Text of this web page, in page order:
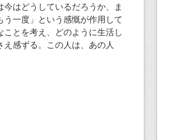
はどうしているだろうか、ま
一度」という感慨が作用して
とを考え、どのように生活し
感ずる。この人は、あの人